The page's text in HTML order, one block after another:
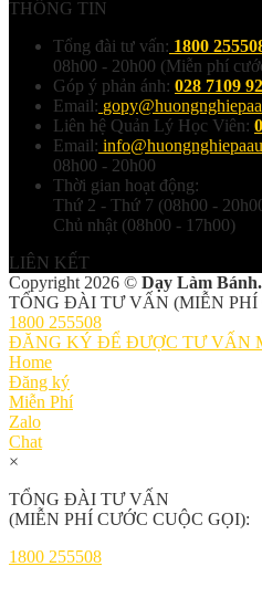
THÔNG TIN
Tổng đài tư vấn: 1800
08h00 - 20h00 (Miễn phí
Góp ý phản ánh: 028 7109
Email:
Liên hệ Quản Lý Học Viên:
Email:
08h00 - 20h00
Thời gian hoạt động:
Thứ 2 - Thứ 7 (08h00 -
Chủ nhật (08h00 - 17h00)
LIÊN KẾT
Copyright 2026 © Dạy Làm
TỔNG ĐÀI TƯ VẤN (MIỄN PHÍ
1800 255508
ĐĂNG KÝ ĐỂ ĐƯỢC TƯ VẤN
Home
Đăng ký
Miễn Phí
Zalo
Chat
×
TỔNG ĐÀI TƯ VẤN
(MIỄN PHÍ CƯỚC CUỘC GỌI):
1800 255508